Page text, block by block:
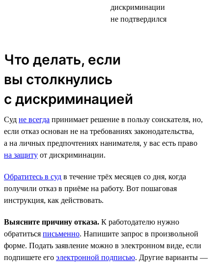
дискриминации
не подтвердился
Что делать, если
вы столкнулись
с дискриминацией
Суд не всегда принимает решение в пользу соискателя, но,
если отказ основан не на требованиях законодательства,
а на личных предпочтениях нанимателя, у вас есть право
на защиту от дискриминации.
Обратитесь в суд в течение трёх месяцев со дня, когда
получили отказ в приёме на работу. Вот пошаговая
инструкция, как действовать.
Выясните причину отказа. К работодателю нужно
обратиться письменно. Напишите запрос в произвольной
форме. Подать заявление можно в электронном виде, если
подпишете его электронной подписью. Другие варианты —